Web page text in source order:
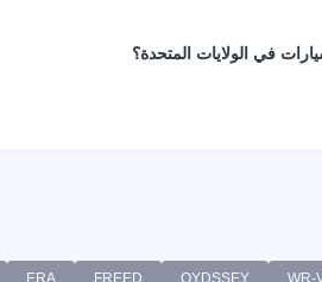
في الولايات المتحدة؟
WR-
OYDSSEY
FREED
ERA